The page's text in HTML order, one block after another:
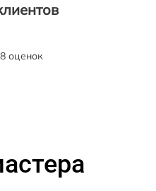
оценок